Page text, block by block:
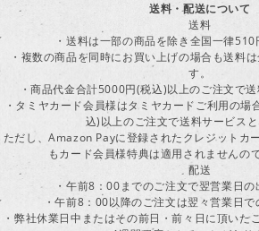
送料・配送について
送料
・送料は一部の商品を除き全国一律510
・複数の商品を同時にお買い上げの場合も送料
す。
・商品代金合計5000円(税込)以上のご注文で送
・タミヤカード会員様はタミヤカードご利用の
込)以上のご注文で送料サービスと
ただし、Amazon Payに登録されたクレジットカ
もカード会員様特典は適用されませんの
配送
・午前8：00までのご注文で翌営業日の
・午前8：00以降のご注文は翌々営業日で
・弊社休業日中またはその前日・前々日に頂いた